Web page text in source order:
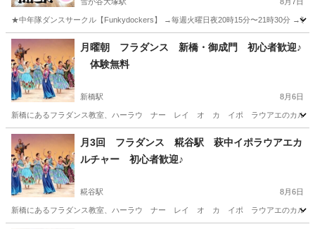
★中年隊ダンスサークル【Funkydockers】 →毎週火曜日夜20時15分〜21時30分 →嶺
東京 大田区 雪が谷大塚駅 踊ってみた
月曜朝 フラダンス 新橋・御成門 初心者歓迎♪
体験無料
新橋駅 8月6日
新橋にあるフラダンス教室、ハーラウ ナー レイ オ カ イポ ラウアエのカルチャ
東京 港区 新橋駅 フラダンス 東京 港区 御成門駅
フラダンス 無料
月3回 フラダンス 糀谷駅 萩中イポラウアエカ
ルチャー 初心者歓迎♪
糀谷駅 8月6日
新橋にあるフラダンス教室、ハーラウ ナー レイ オ カ イポ ラウアエのカルチャ